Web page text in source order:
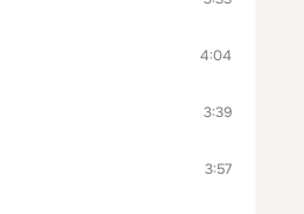
4:04
3:39
3:57